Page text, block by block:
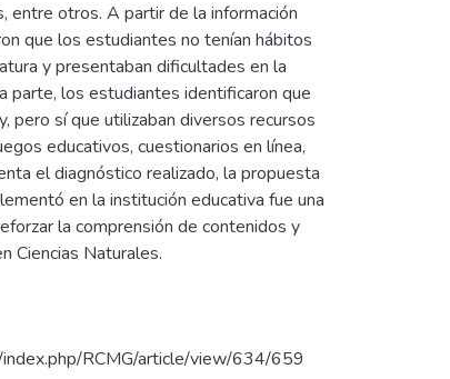
entre otros. A partir de la información
que los estudiantes no tenían hábitos
y presentaban dificultades en la
parte, los estudiantes identificaron que
pero sí que utilizaban diversos recursos
educativos, cuestionarios en línea,
el diagnóstico realizado, la propuesta
en la institución educativa fue una
la comprensión de contenidos y
Ciencias Naturales.
RCMG/article/view/634/659